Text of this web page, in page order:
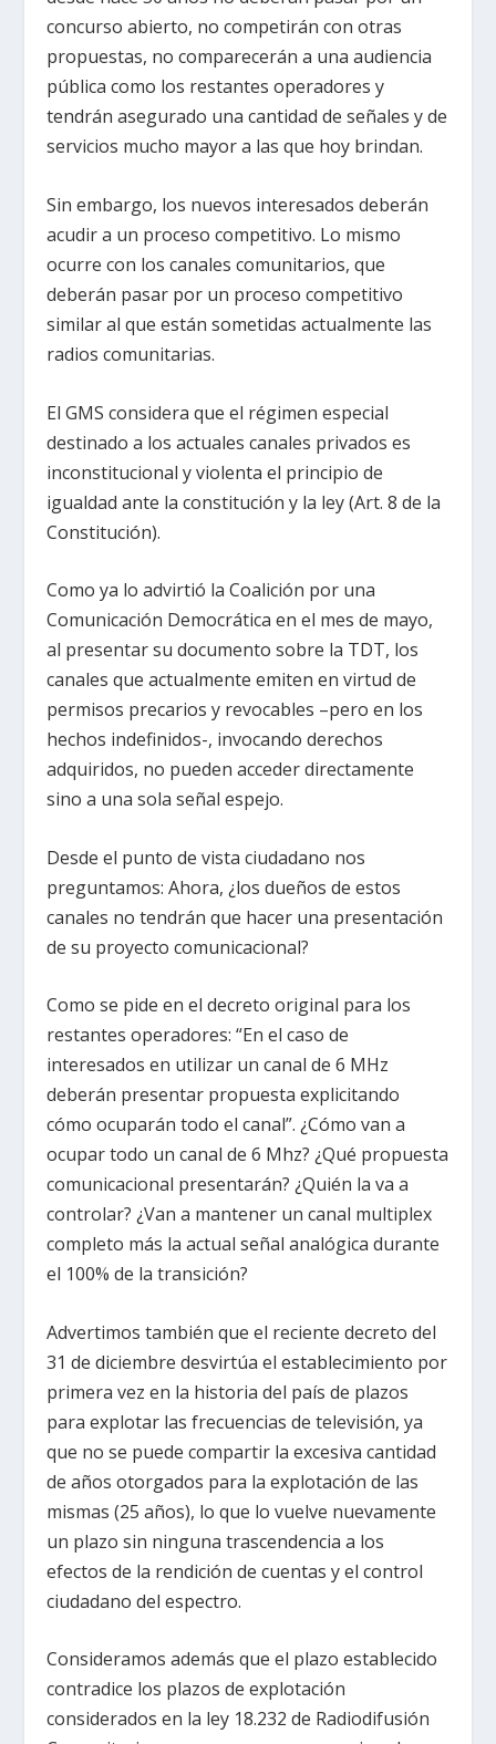
concurso abierto, no competirán con otras
propuestas, no comparecerán a una audiencia
pública como los restantes operadores y
tendrán asegurado una cantidad de señales y de
servicios mucho mayor a las que hoy brindan.
Sin embargo, los nuevos interesados deberán
acudir a un proceso competitivo. Lo mismo
ocurre con los canales comunitarios, que
deberán pasar por un proceso competitivo
similar al que están sometidas actualmente las
radios comunitarias.
El GMS considera que el régimen especial
destinado a los actuales canales privados es
inconstitucional y violenta el principio de
igualdad ante la constitución y la ley (Art. 8 de la
Constitución).
Como ya lo advirtió la Coalición por una
Comunicación Democrática en el mes de mayo,
al presentar su documento sobre la TDT, los
canales que actualmente emiten en virtud de
permisos precarios y revocables –pero en los
hechos indefinidos-, invocando derechos
adquiridos, no pueden acceder directamente
sino a una sola señal espejo.
Desde el punto de vista ciudadano nos
preguntamos: Ahora, ¿los dueños de estos
canales no tendrán que hacer una presentación
de su proyecto comunicacional?
Como se pide en el decreto original para los
restantes operadores: “En el caso de
interesados en utilizar un canal de 6 MHz
deberán presentar propuesta explicitando
cómo ocuparán todo el canal”. ¿Cómo van a
ocupar todo un canal de 6 Mhz? ¿Qué propuesta
comunicacional presentarán? ¿Quién la va a
controlar? ¿Van a mantener un canal multiplex
completo más la actual señal analógica durante
el 100% de la transición?
Advertimos también que el reciente decreto del
31 de diciembre desvirtúa el establecimiento por
primera vez en la historia del país de plazos
para explotar las frecuencias de televisión, ya
que no se puede compartir la excesiva cantidad
de años otorgados para la explotación de las
mismas (25 años), lo que lo vuelve nuevamente
un plazo sin ninguna trascendencia a los
efectos de la rendición de cuentas y el control
ciudadano del espectro.
Consideramos además que el plazo establecido
contradice los plazos de explotación
considerados en la ley 18.232 de Radiodifusión